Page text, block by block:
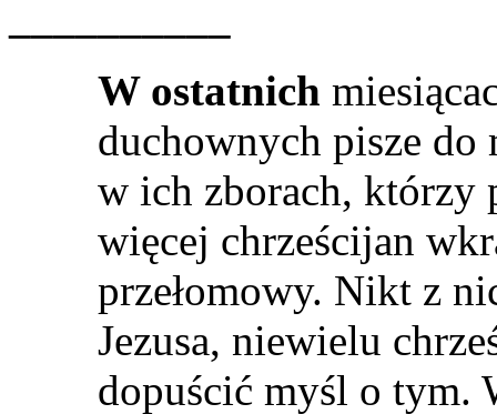
W ostatnich
duchownych pisze
w ich zborach, którzy
więcej chrześcijan
przełomowy. Nikt z
Jezusa, niewielu
dopuścić myśl o tym.